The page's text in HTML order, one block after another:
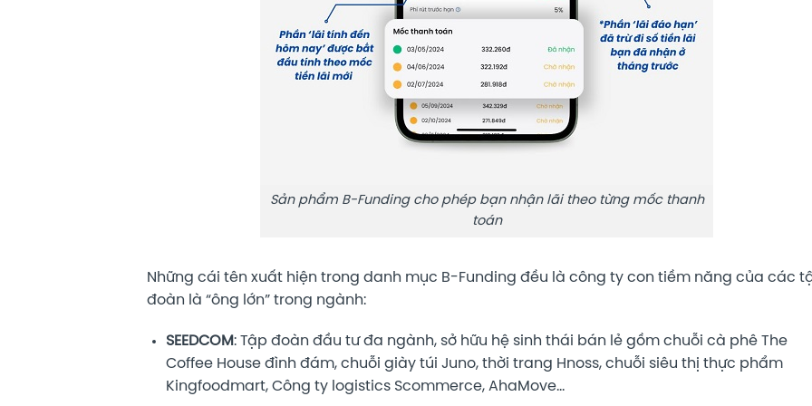
Sản phẩm B-Funding cho phép bạn nhận lãi theo từng mốc thanh
toán
Những cái tên xuất hiện trong danh mục B-Funding đều là công ty con tiềm năng của các
đoàn là “ông lớn” trong ngành:
SEEDCOM: Tập đoàn đầu tư đa ngành, sở hữu hệ sinh thái bán lẻ gồm chuỗi cà phê The
Coffee House đình đám, chuỗi giày túi Juno, thời trang Hnoss, chuỗi siêu thị thực phẩm
Kingfoodmart, Công ty logistics Scommerce, AhaMove…